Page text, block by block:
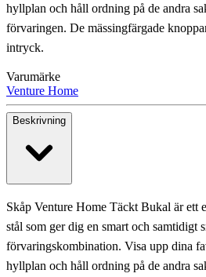
hyllplan och håll ordning på de andra
förvaringen. De mässingfärgade
intryck.
Varumärke
Venture Home
Beskrivning
Skåp Venture Home Täckt Bukal är ett
stål som ger dig en smart och samtidigt
förvaringskombination. Visa upp dina
hyllplan och håll ordning på de andra